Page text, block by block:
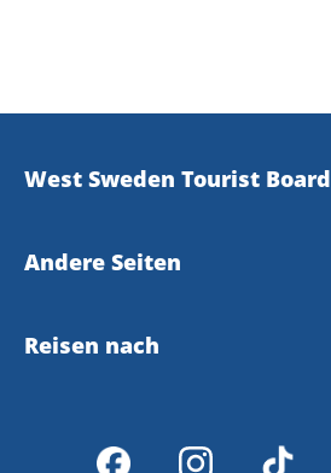
West Sweden Tourist Board
Presse
Datenschutzerklärung
Andere Seiten
Meet the Locals
VisitSweden
Reisen nach